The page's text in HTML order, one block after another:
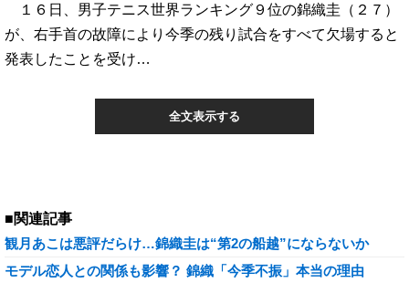
１６日、男子テニス世界ランキング９位の錦織圭（２７）
が、右手首の故障により今季の残り試合をすべて欠場すると
発表したことを受け…
全文表示する
■関連記事
観月あこは悪評だらけ…錦織圭は“第2の船越”にならないか
モデル恋人との関係も影響？ 錦織「今季不振」本当の理由